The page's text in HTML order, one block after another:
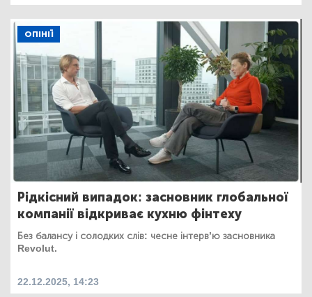
ОПІНІЇ
Рідкісний випадок: засновник глобальної
компанії відкриває кухню фінтеху
Без балансу і солодких слів: чесне інтерв’ю засновника
Revolut.
22.12.2025, 14:23